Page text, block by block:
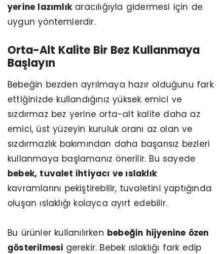
yerine lazımlıkaracılığıyla gidermesi için de
uygun yöntemlerdir.
Orta-Alt Kalite Bir Bez Kullanmaya
Başlayın
Bebeğin bezden ayrılmaya hazır olduğunu fark
ettiğinizde kullandığınız yüksek emici ve
sızdırmaz bez yerine orta-alt kalite daha az
emici, üst yüzeyin kuruluk oranı az olan ve
sızdırmazlık bakımından daha başarısız bezleri
kullanmaya başlamanız önerilir. Bu sayede
bebek, tuvalet ihtiyacı ve ıslaklık
kavramlarını pekiştirebilir, tuvaletini yaptığında
oluşan ıslaklığı kolayca ayırt edebilir.
Bu ürünler kullanılırken bebeğin hijyenine özen
gösterilmesi gerekir. Bebek ıslaklığı fark edip